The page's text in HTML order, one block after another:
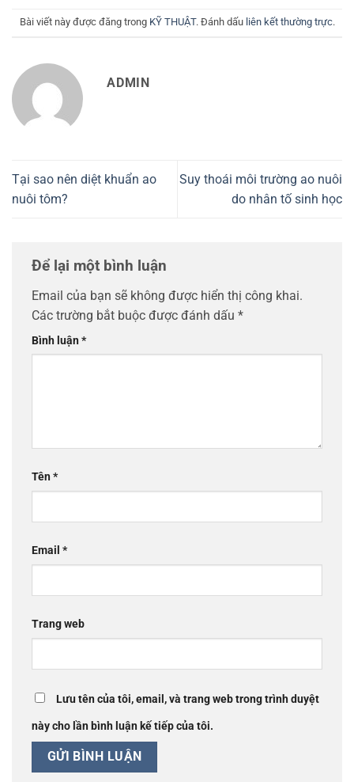
Bài viết này được đăng trong KỸ THUẬT. Đánh dấu liên kết thường trực.
ADMIN
Tại sao nên diệt khuẩn ao
nuôi tôm?
Suy thoái môi trường ao nuôi
do nhân tố sinh học
Để lại một bình luận
Email của bạn sẽ không được hiển thị công khai.
Các trường bắt buộc được đánh dấu *
Bình luận*
Tên*
Email *
Trang web
Lưu tên của tôi, email, và trang web trong trình duyệt
này cho lần bình luận kế tiếp của tôi.